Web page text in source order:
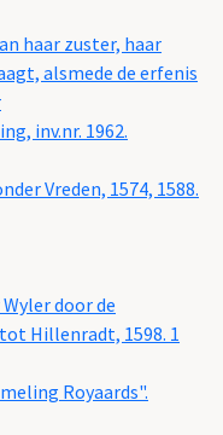
haar zuster, haar
alsmede de erfenis
inv.nr. 1962.
Vreden, 1574, 1588.
door de
Hillenradt, 1598. 1
Royaards".